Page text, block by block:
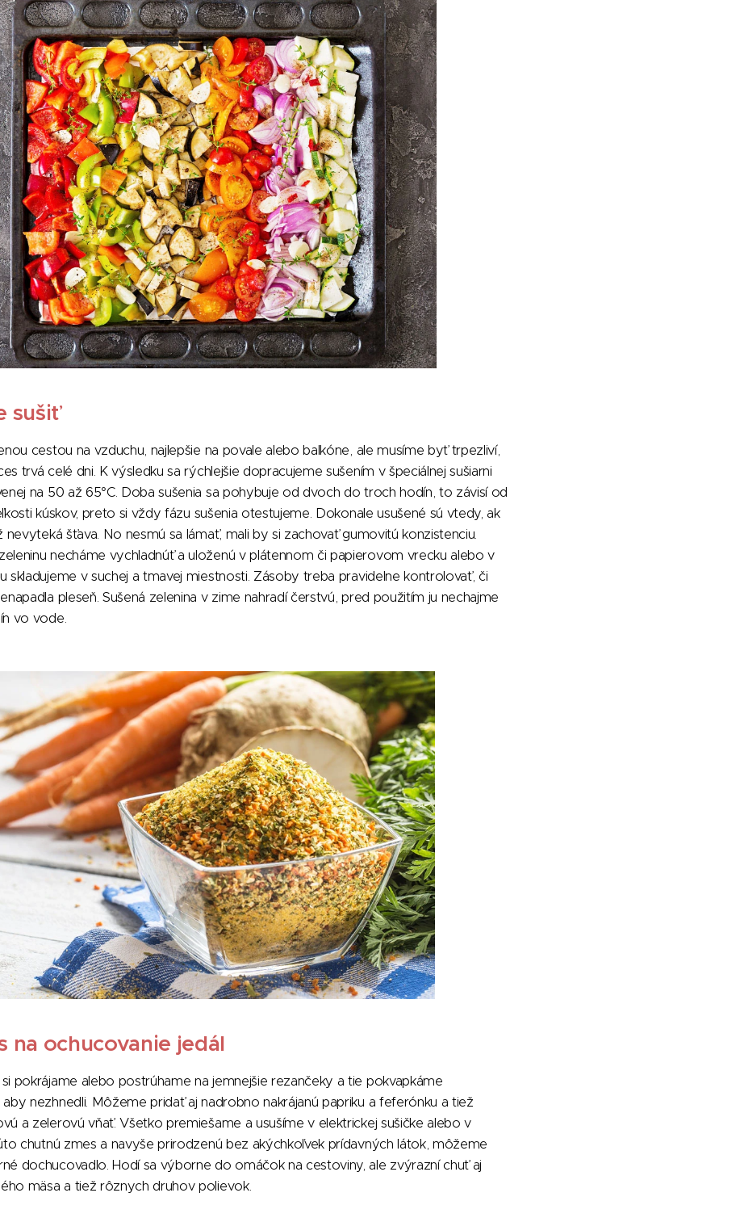
sušiť
cestou na vzduchu, najlepšie na povale alebo balkóne, ale musíme byť trpezliví,
trvá celé dni. K výsledku sa rýchlejšie dopracujeme sušením v špeciálnej sušiarni
na 50 až 65°C. Doba sušenia sa pohybuje od dvoch do troch hodín, to závisí od
kúskov, preto si vždy fázu sušenia otestujeme. Dokonale usušené sú vtedy, ak
nevyteká šťava. No nesmú sa lámať, mali by si zachovať gumovitú konzistenciu.
necháme vychladnúť a uloženú v plátennom či papierovom vrecku alebo v
skladujeme v suchej a tmavej miestnosti. Zásoby treba pravidelne kontrolovať, či
pleseň. Sušená zelenina v zime nahradí čerstvú, pred použitím ju nechajme
vo vode.
na ochucovanie jedál
pokrájame alebo postrúhame na jemnejšie rezančeky a tie pokvapkáme
nezhnedli. Môžeme pridať aj nadrobno nakrájanú papriku a feferónku a tiež
a zelerovú vňať. Všetko premiešame a usušíme v elektrickej sušičke alebo v
chutnú zmes a navyše prirodzenú bez akýchkoľvek prídavných látok, môžeme
dochucovadlo. Hodí sa výborne do omáčok na cestoviny, ale zvýrazní chuť aj
mäsa a tiež rôznych druhov polievok.